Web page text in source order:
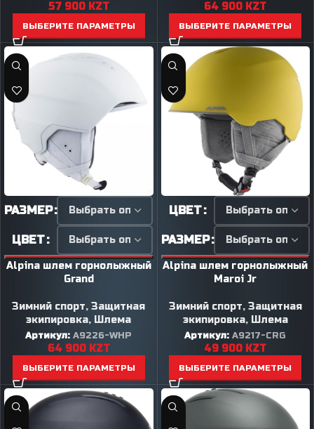
57 900 KZT
ВЫБЕРИТЕ ПАРАМЕТРЫ
64 900 KZT
ВЫБЕРИТЕ ПАРАМЕТРЫ
РАЗМЕР
ЦВЕТ
Alpina шлем горнолыжный
Grand
Зимний спорт,Защитная
экипировка, Шлема
Артикул:A9226-WHP
64 900 KZT
ВЫБЕРИТЕ ПАРАМЕТРЫ
ЦВЕТ
РАЗМЕР
Alpina шлем горнолыжный
Maroi Jr
Зимний спорт, Защитная
экипировка, Шлема
Артикул:A9217-CRG
49 900 KZT
ВЫБЕРИТЕ ПАРАМЕТРЫ